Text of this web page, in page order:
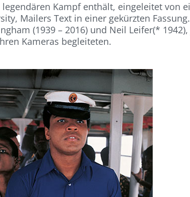
Kampf enthält, eingeleitet von
Mailers Text in einer gekürzten
(1939 – 2016) und Neil Leifer(*
Kameras begleiteten.